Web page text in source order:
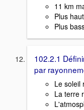
11 km
Plus
Plus
102.2.1
par
Le soleil
La terre